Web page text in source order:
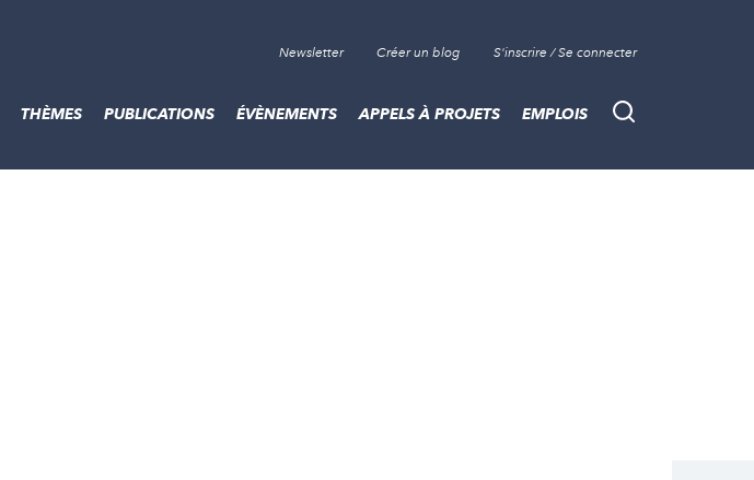
Newsletter Créer un blog S'inscrire / Se connecter
Recherche
THÈMES PUBLICATIONS ÉVÈNEMENTS APPELS À PROJETS EMPLOIS